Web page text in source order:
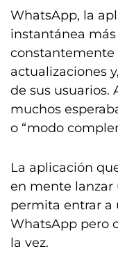
WhatsApp, la
instantánea
constantemente
actualizaciones
de sus usuarios.
muchos
o “modo
La aplicación
en mente
permita entrar a
WhatsApp pero
la vez.